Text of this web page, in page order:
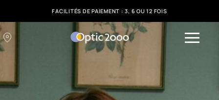
FACILITÉS DE PAIEMENT : 3, 6 OU 12 FOIS